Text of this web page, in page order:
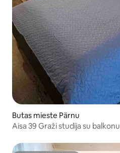
Butas mieste Pärnu
Aisa 39 Graži studija su balkonu